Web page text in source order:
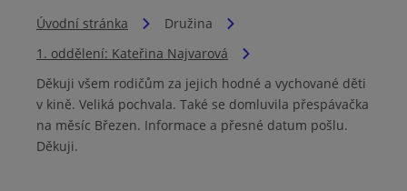
Úvodní stránka
Družina
1. oddělení: Kateřina Najvarová
Děkuji všem rodičům za jejich hodné a vychované děti
v kině. Veliká pochvala. Také se domluvila přespávačka
na měsíc Březen. Informace a přesné datum pošlu.
Děkuji.